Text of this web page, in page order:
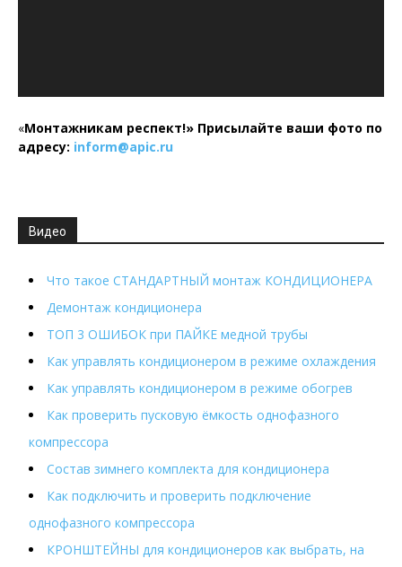
«Монтажникам респект!» Присылайте ваши фото по
адресу: inform@apic.ru
Видео
Что такое СТАНДАРТНЫЙ монтаж КОНДИЦИОНЕРА
Демонтаж кондиционера
ТОП 3 ОШИБОК при ПАЙКЕ медной трубы
Как управлять кондиционером в режиме охлаждения
Как управлять кондиционером в режиме обогрев
Как проверить пусковую ёмкость однофазного
компрессора
Состав зимнего комплекта для кондиционера
Как подключить и проверить подключение
однофазного компрессора
КРОНШТЕЙНЫ для кондиционеров как выбрать, на